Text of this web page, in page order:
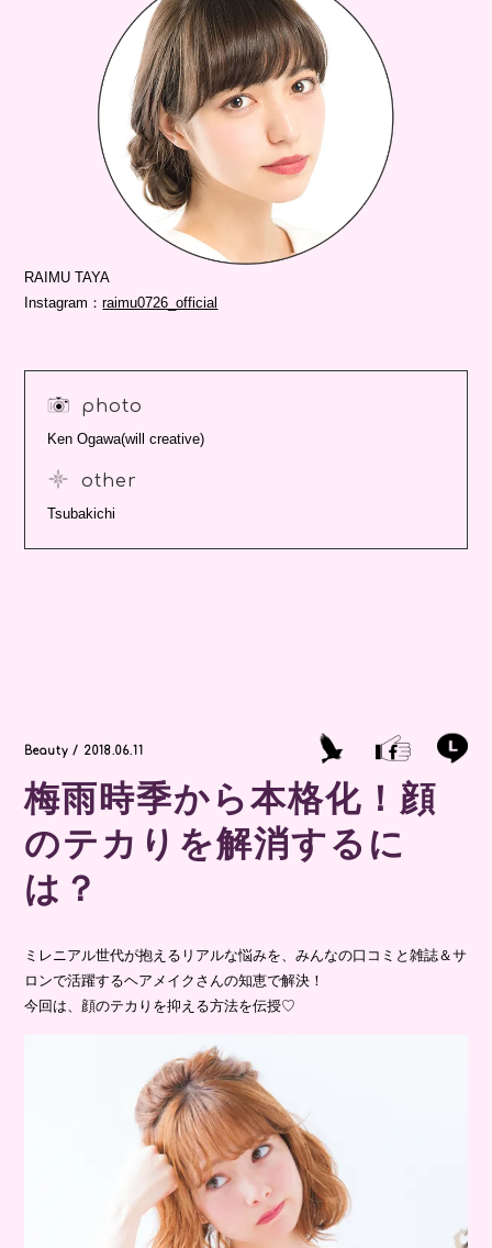
RAIMU TAYA
Instagram：raimu0726_official
photo
Ken Ogawa(will creative)
other
Tsubakichi
Beauty / 2018.06.11
梅雨時季から本格化！顔
のテカりを解消するに
は？
ミレニアル世代が抱えるリアルな悩みを、みんなの口コミと雑誌＆サ
ロンで活躍するヘアメイクさんの知恵で解決！
今回は、顔のテカりを抑える方法を伝授♡